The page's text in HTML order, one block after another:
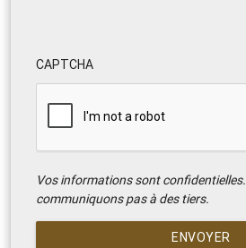
CAPTCHA
Vos informations sont
communiquons pas à des tiers.
ENVOYER